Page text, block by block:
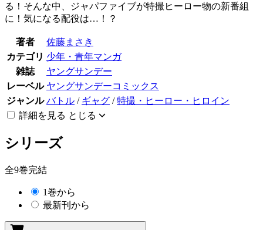
る！そんな中、ジャパファイブが特撮ヒーロー物の新番組
に！気になる配役は…！？
著者
佐藤まさき
カテゴリ 少年・青年マンガ
雑誌
ヤングサンデー
レーベル ヤングサンデーコミックス
ジャンル バトル / ギャグ /特撮・ヒーロー・ヒロイン
詳細を見る とじる
シリーズ
全9巻完結
1巻から
最新刊から